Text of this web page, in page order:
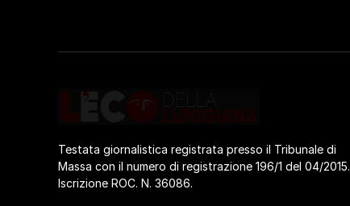
Testata giornalistica registrata presso il Tribunale di
Massa con il numero di registrazione 196/1 del 04/2015.
Iscrizione ROC. N. 36086.